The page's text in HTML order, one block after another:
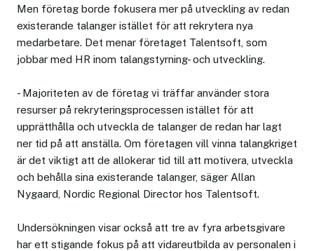
Men företag borde fokusera mer på utveckling av redan
existerande talanger istället för att rekrytera nya
medarbetare. Det menar företaget Talentsoft, som
jobbar med HR inom talangstyrning- och utveckling.
- Majoriteten av de företag vi träffar använder stora
resurser på rekryteringsprocessen istället för att
upprätthålla och utveckla de talanger de redan har lagt
ner tid på att anställa. Om företagen vill vinna talangkriget
är det viktigt att de allokerar tid till att motivera, utveckla
och behålla sina existerande talanger, säger Allan
Nygaard, Nordic Regional Director hos Talentsoft.
Undersökningen visar också att tre av fyra arbetsgivare
har ett stigande fokus på att vidareutbilda av personalen i